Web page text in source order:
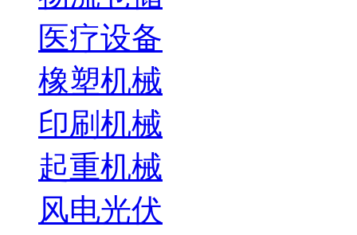
医疗设备
橡塑机械
印刷机械
起重机械
风电光伏